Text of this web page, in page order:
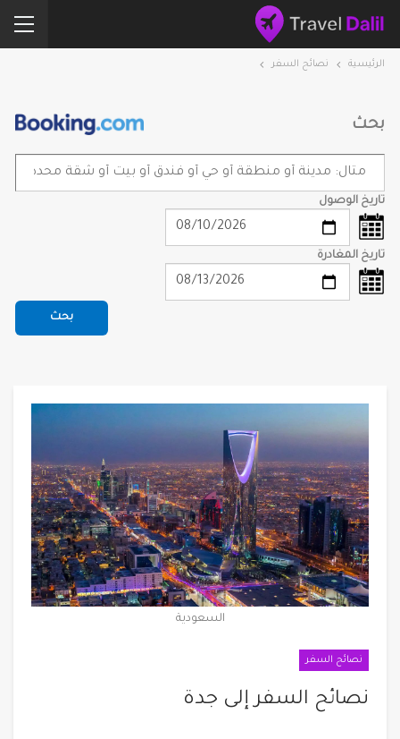
الرئيسية نصائح السفر
بحث
تاريخ الوصول
تاريخ المغادرة
بحث
السعودية
نصائح السفر
نصائح السفر إلى جدة